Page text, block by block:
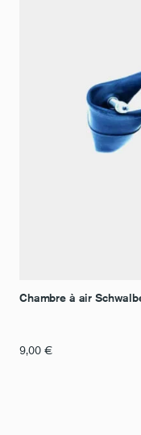
Chambre à air
9,00 €